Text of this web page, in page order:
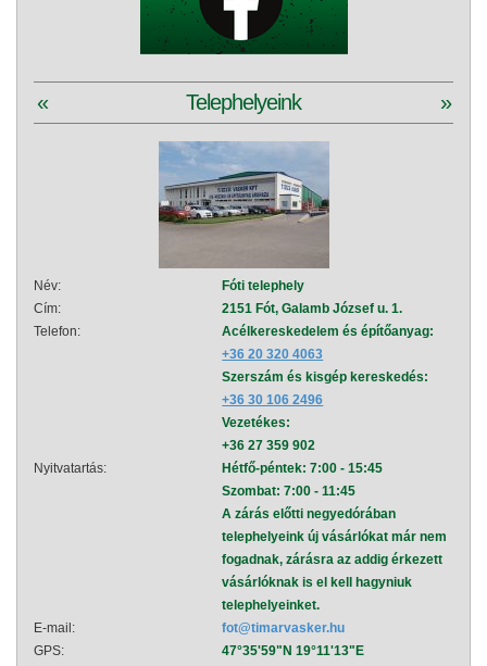
Telephelyeink
« »
Név:
Fóti telephely
Cím:
2151 Fót, Galamb József u. 1.
Telefon:
Acélkereskedelem és építőanyag:
+36 20 320 4063
Szerszám és kisgép kereskedés:
+36 30 106 2496
Vezetékes:
+36 27 359 902
Nyitvatartás:
Hétfő-péntek: 7:00 - 15:45
Szombat: 7:00 - 11:45
A zárás előtti negyedórában
telephelyeink új vásárlókat már nem
fogadnak, zárásra az addig érkezett
vásárlóknak is el kell hagyniuk
telephelyeinket.
E-mail:
fot@timarvasker.hu
GPS:
47°35'59"N 19°11'13"E